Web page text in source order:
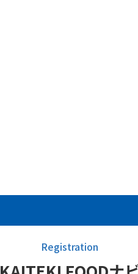
Registration